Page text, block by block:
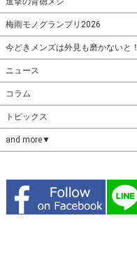
梅雨モノグランプリ2026
今どきメンズは外見も磨かないと！
ニュース
コラム
トピックス
and more▼